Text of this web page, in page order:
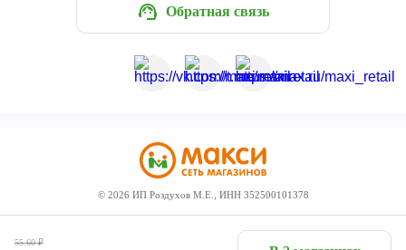
55.60₽
Обратная связь
© 2026 ИП Роздухов М.Е., ИНН 352500101378